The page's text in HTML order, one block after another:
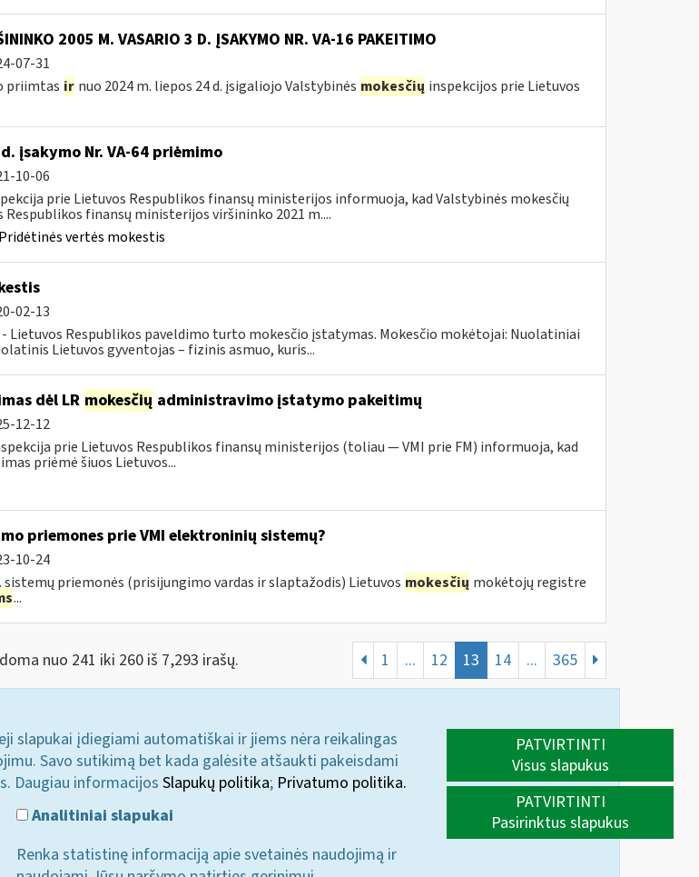
2005 M. VASARIO 3 D. ĮSAKYMO NR. VA-16 PAKEITIMO
07-31
priimtas ir nuo 2024 m. liepos 24 d. įsigaliojo Valstybinės mokesčių inspekcijos prie Lietuvos
įsakymo Nr. VA-64 priėmimo
10-06
prie Lietuvos Respublikos finansų ministerijos informuoja, kad Valstybinės mokesčių
finansų ministerijos viršininko 2021 m....
Pridėtinės vertės mokestis
02-13
Lietuvos Respublikos paveldimo turto mokesčio įstatymas. Mokesčio mokėtojai: Nuolatiniai
Lietuvos gyventojas – fizinis asmuo, kuris...
dėl LR mokesčių administravimo įstatymo pakeitimų
12-12
prie Lietuvos Respublikos finansų ministerijos (toliau — VMI prie FM) informuoja, kad
priėmė šiuos Lietuvos...
priemones prie VMI elektroninių sistemų?
10-24
sistemų priemonės (prisijungimo vardas ir slaptažodis) Lietuvos mokesčių mokėtojų registre
...
nuo 241 iki 260 iš 7,293 irašų. 1 ... 12 13 14 ... 365
slapukai įdiegiami automatiškai ir jiems nėra reikalingas
Savo sutikimą bet kada galėsite atšaukti pakeisdami
Daugiau informacijos Slapukų politika; Privatumo politika.
Analitiniai slapukai
Renka statistinę informaciją apie svetainės naudojimą ir
PATVIRTINTI
Visus slapukus
PATVIRTINTI
Pasirinktus slapukus